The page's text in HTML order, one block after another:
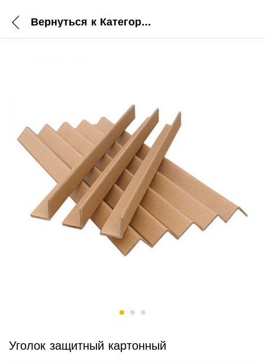
Вернуться к Категории
Уголок защитный картонный